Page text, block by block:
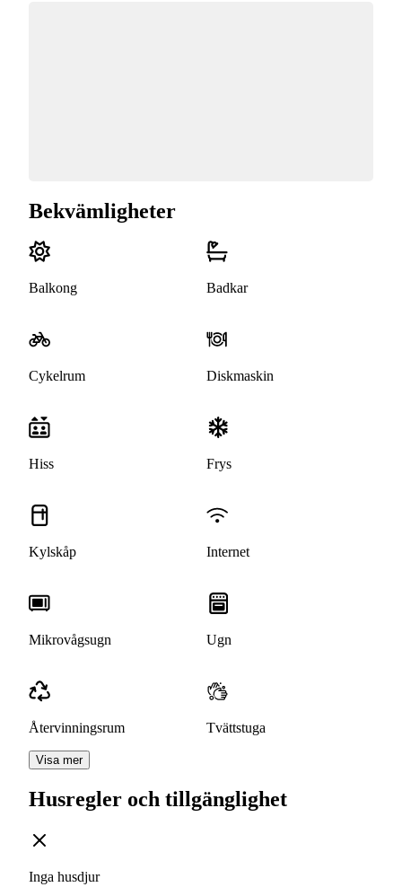
Bekvämligheter
Balkong Badkar
Cykelrum Diskmaskin
Hiss Frys
Kylskåp Internet
Mikrovågsugn Ugn
Återvinningsrum Tvättstuga
Visa mer
Husregler och tillgänglighet
Inga husdjur